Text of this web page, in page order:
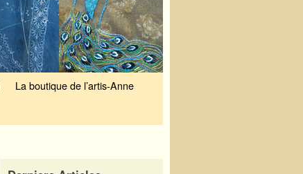
La boutique de l’artis-Anne